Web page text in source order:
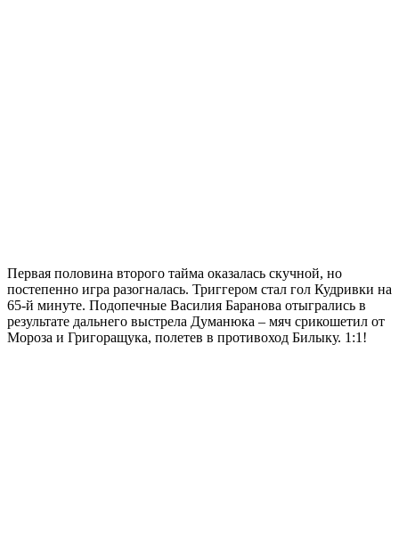
Первая половина второго тайма оказалась скучной, но
постепенно игра разогналась. Триггером стал гол Кудривки на
65-й минуте. Подопечные Василия Баранова отыгрались в
результате дальнего выстрела Думанюка – мяч срикошетил от
Мороза и Григоращука, полетев в противоход Билыку. 1:1!